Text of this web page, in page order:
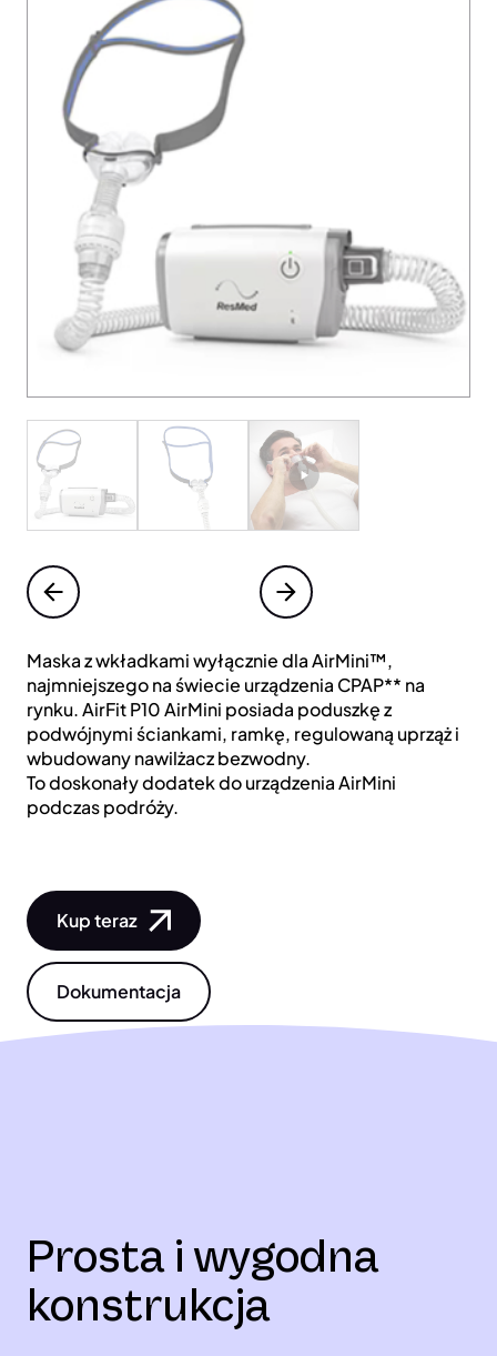
Maska z wkładkami wyłącznie dla AirMini™,
najmniejszego na świecie urządzenia CPAP** na
rynku. AirFit P10 AirMini posiada poduszkę z
podwójnymi ściankami, ramkę, regulowaną uprząż i
wbudowany nawilżacz bezwodny.
To doskonały dodatek do urządzenia AirMini
podczas podróży.
Kup teraz
Dokumentacja
Prosta i wygodna
konstrukcja